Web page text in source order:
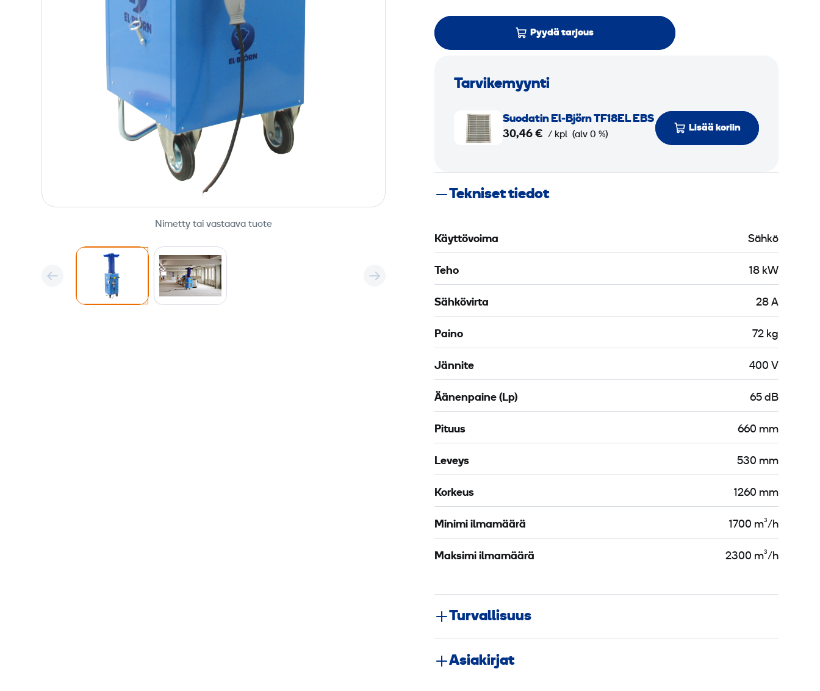
Nimetty tai vastaava tuote
Pyydä tarjous
Tarvikemyynti
t
E
-
j
E
L
E
B
S
Suodatin El-Björn TF18EL EBS
30,46 € / kpl (alv 0 %)
Lisää koriin
Tekniset tiedot
Käyttövoima Sähkö
Teho 18 kW
Sähkövirta 28 A
Paino 72 kg
Jännite 400 V
Äänenpaine (Lp) 65 dB
Pituus 660 mm
Leveys 530 mm
Korkeus 1260 mm
Minimi ilmamäärä 1700 m³/h
Maksimi ilmamäärä 2300 m³/h
Turvallisuus
Asiakirjat